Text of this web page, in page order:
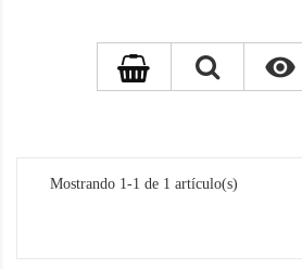

Mostrando 1-1 de 1 artículo(s)